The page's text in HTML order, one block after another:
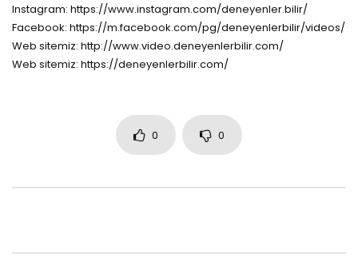
Instagram: https://www.instagram.com/deneyenler.bilir/
Facebook: https://m.facebook.com/pg/deneyenlerbilir/videos/
Web sitemiz: http://www.video.deneyenlerbilir.com/
Web sitemiz: https://deneyenlerbilir.com/
0 0